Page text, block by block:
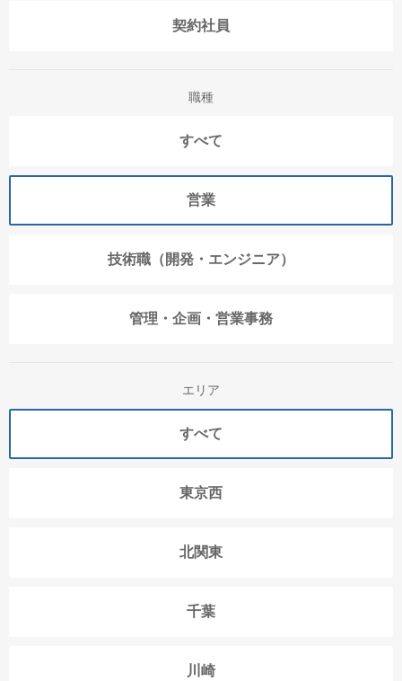
契約社員
職種
すべて
営業
技術職（開発・エンジニア）
管理・企画・営業事務
エリア
すべて
東京西
北関東
千葉
川崎